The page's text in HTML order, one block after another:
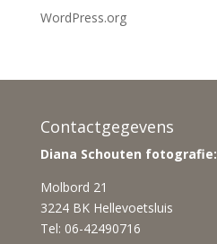
WordPress.org
Contactgegevens
Diana Schouten fotografie:
Molbord 21
3224 BK Hellevoetsluis
Tel: 06-42490716